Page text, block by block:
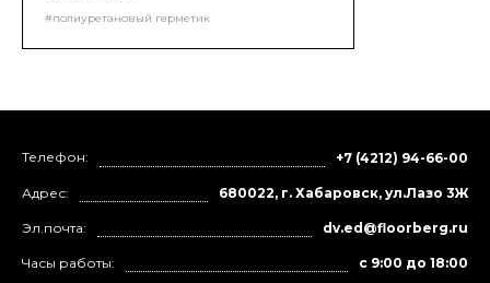
#полиуретановый герметик
Телефон: +7 (4212) 94-66-00
Адрес: 680022, г. Хабаровск, ул.Лазо 3Ж
Эл.почта: dv.ed@floorberg.ru
Часы работы: с 9:00 до 18:00